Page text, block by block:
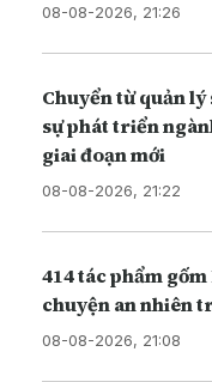
08-08-2026, 21:26
Chuyển từ quản
sự phát triển
giai đoạn mới
08-08-2026, 21:22
414 tác phẩm
chuyện an nhiên
08-08-2026, 21:08